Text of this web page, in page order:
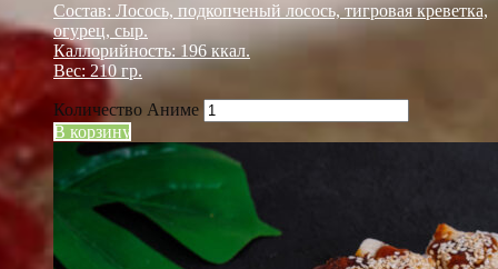
Состав: Лосось, подкопченый лосось, тигровая креветка,
огурец, сыр.
Каллорийность: 196 ккал.
Вес: 210 гр.
Количество Аниме
В корзину